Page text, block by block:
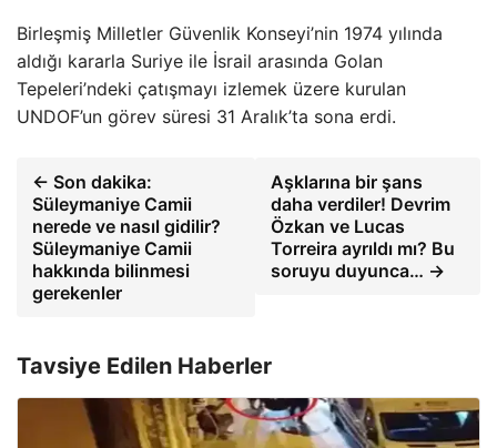
Birleşmiş Milletler Güvenlik Konseyi’nin 1974 yılında
aldığı kararla Suriye ile İsrail arasında Golan
Tepeleri’ndeki çatışmayı izlemek üzere kurulan
UNDOF’un görev süresi 31 Aralık’ta sona erdi.
← Son dakika:
Süleymaniye Camii
nerede ve nasıl gidilir?
Süleymaniye Camii
hakkında bilinmesi
gerekenler
Aşklarına bir şans
daha verdiler! Devrim
Özkan ve Lucas
Torreira ayrıldı mı? Bu
soruyu duyunca… →
Tavsiye Edilen Haberler